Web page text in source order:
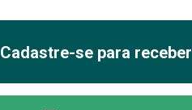
Cadastre-se para